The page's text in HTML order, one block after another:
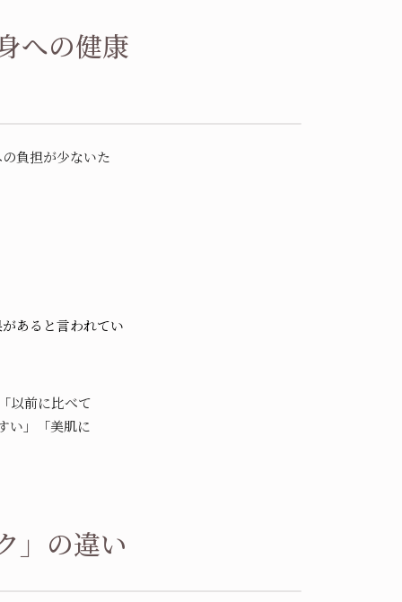
への健康
負担が少ないた
あると言われてい
以前に比べて
い」「美肌に
」の違い